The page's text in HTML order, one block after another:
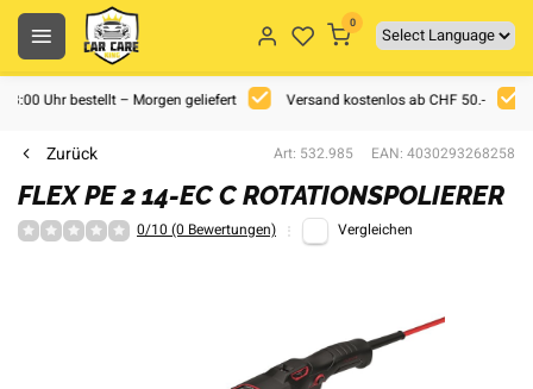
0
Uhr bestellt – Morgen geliefert Versand kostenlos ab CHF 50.-
Zurück Art: 532.985 EAN: 4030293268258
FLEX PE 2 14-EC C ROTATIONSPOLIERER
0/10 (0 Bewertungen) Vergleichen